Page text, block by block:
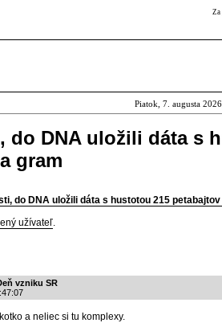
Za
Piatok, 7. augusta
do DNA uložili dáta s
gram
do DNA uložili dáta s hustotou 215
užívateľ.
vzniku SR
a neliec si tu komplexy.